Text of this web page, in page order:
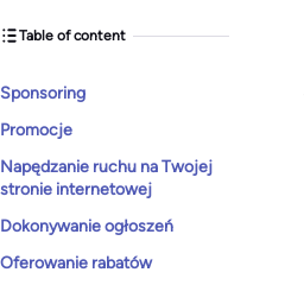
Table of content
Sponsoring
Promocje
Napędzanie ruchu na Twojej
stronie internetowej
Dokonywanie ogłoszeń
Oferowanie rabatów